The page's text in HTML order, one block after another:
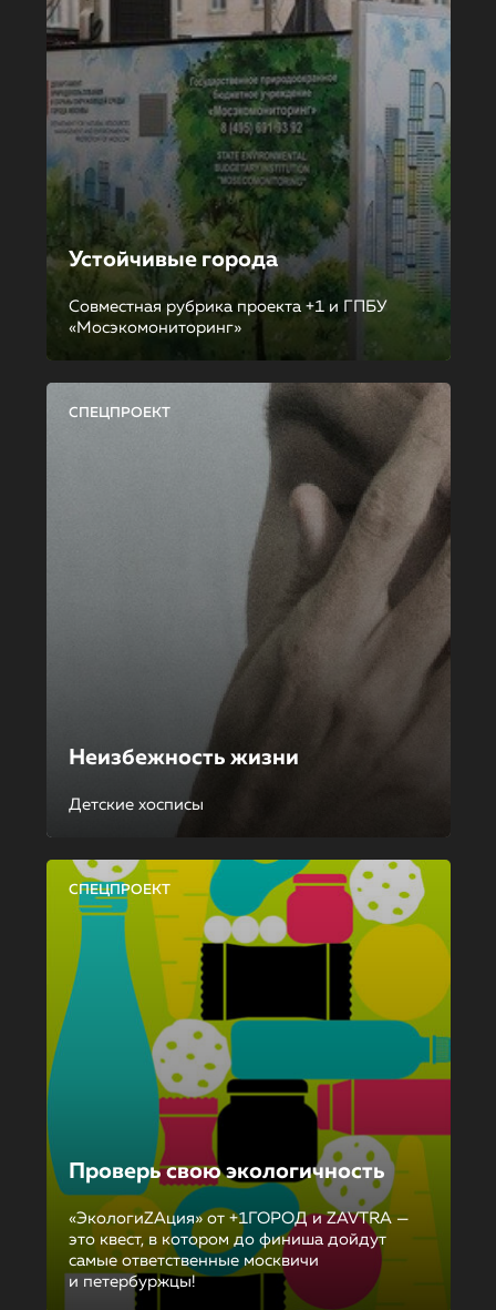
Устойчивые города
Совместная рубрика проекта +1 и ГПБУ
«Мосэкомониторинг»
СПЕЦПРОЕКТ
Неизбежность жизни
Детские хосписы
СПЕЦПРОЕКТ
Проверь свою экологичность
«ЭкологиZAция» от +1ГОРОД и ZAVTRA —
это квест, в котором до финиша дойдут
самые ответственные москвичи
и петербуржцы!